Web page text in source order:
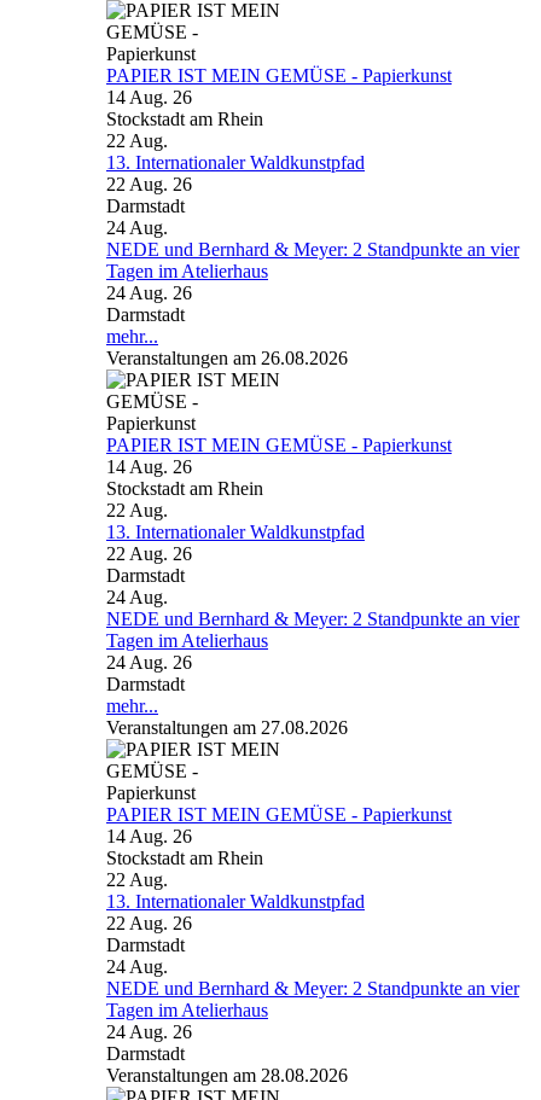
PAPIER IST MEIN GEMÜSE - Papierkunst
14 Aug. 26
Stockstadt am Rhein
22 Aug.
13. Internationaler Waldkunstpfad
22 Aug. 26
Darmstadt
24 Aug.
NEDE und Bernhard & Meyer: 2 Standpunkte an vier
Tagen im Atelierhaus
24 Aug. 26
Darmstadt
mehr...
Veranstaltungen am 26.08.2026
PAPIER IST MEIN GEMÜSE - Papierkunst
14 Aug. 26
Stockstadt am Rhein
22 Aug.
13. Internationaler Waldkunstpfad
22 Aug. 26
Darmstadt
24 Aug.
NEDE und Bernhard & Meyer: 2 Standpunkte an vier
Tagen im Atelierhaus
24 Aug. 26
Darmstadt
mehr...
Veranstaltungen am 27.08.2026
PAPIER IST MEIN GEMÜSE - Papierkunst
14 Aug. 26
Stockstadt am Rhein
22 Aug.
13. Internationaler Waldkunstpfad
22 Aug. 26
Darmstadt
24 Aug.
NEDE und Bernhard & Meyer: 2 Standpunkte an vier
Tagen im Atelierhaus
24 Aug. 26
Darmstadt
Veranstaltungen am 28.08.2026